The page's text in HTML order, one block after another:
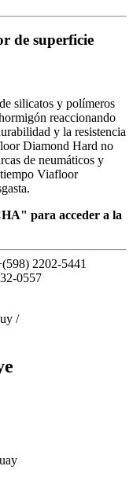
de superficie
silicatos y polímeros
reaccionando
y la resistencia
Diamond Hard no
de neumáticos y
Viafloor
para acceder a la
2202-5441
0557
/